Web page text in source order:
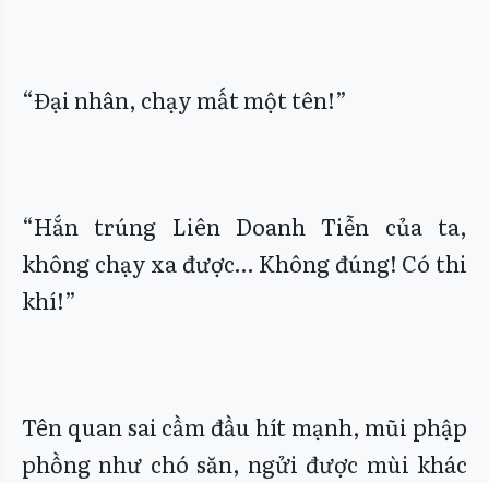
“Đại nhân, chạy mất một tên!”
“Hắn trúng Liên Doanh Tiễn của ta,
không chạy xa được… Không đúng! Có thi
khí!”
Tên quan sai cầm đầu hít mạnh, mũi phập
phồng như chó săn, ngửi được mùi khác